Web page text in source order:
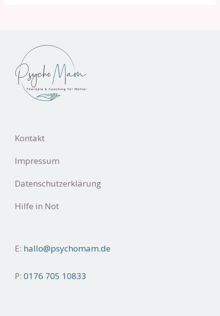
Kontakt
Impressum
Datenschutzerklärung
Hilfe in Not
E: hallo@psychomam.de
P: 0176 705 10833